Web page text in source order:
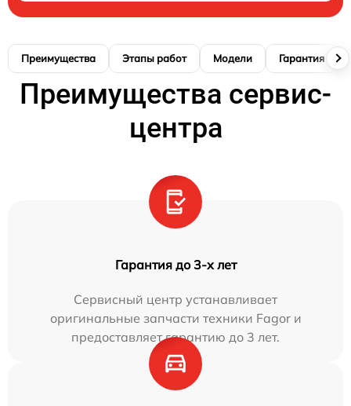
Преимущества Этапы работ Модели Гарантия
Преимущества сервис-
центра
Гарантия до 3-х лет
Сервисный центр устанавливает
оригинальные запчасти техники Fagor и
предоставляет гарантию до 3 лет.